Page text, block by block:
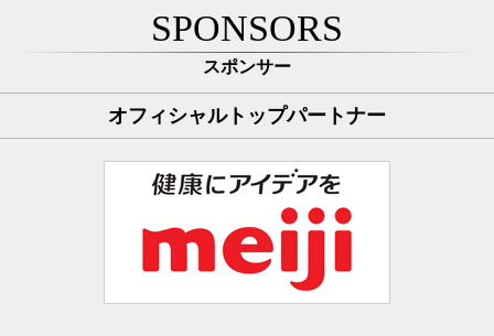
SPONSORS
スポンサー
オフィシャルトップパートナー